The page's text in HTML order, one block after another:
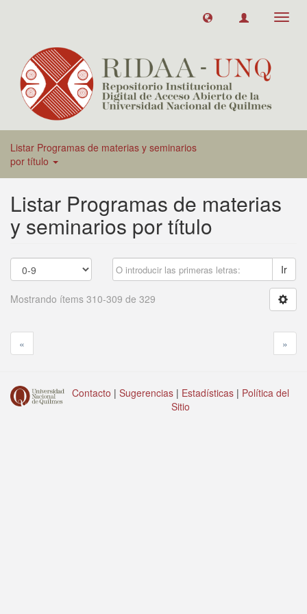
Listar Programas de materias y seminarios
por título
Listar Programas de materias
y seminarios por título
Ir
Mostrando ítems 310-309 de 329
« »
Contacto | Sugerencias | Estadísticas | Política del
Sitio